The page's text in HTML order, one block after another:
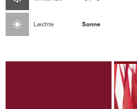
Leichte Sonne